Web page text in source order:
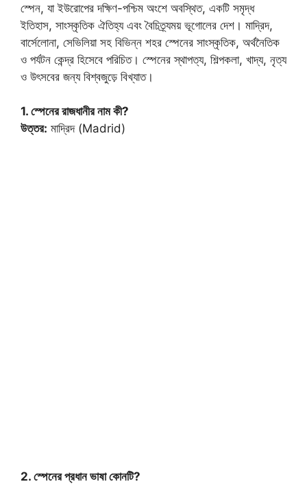
স্পেন, যা ইউরোপের দক্ষিণ-পশ্চিম অংশে অবস্থিত, একটি সমৃদ্ধ
ইতিহাস, সাংস্কৃতিক ঐতিহ্য এবং বৈচিত্র্যময় ভূগোলের দেশ। মাদ্রিদ,
বার্সেলোনা, সেভিলিয়া সহ বিভিন্ন শহর স্পেনের সাংস্কৃতিক, অর্থনৈতিক
ও পর্যটন কেন্দ্র হিসেবে পরিচিত। স্পেনের স্থাপত্য, শিল্পকলা, খাদ্য, নৃত্য
ও উৎসবের জন্য বিশ্বজুড়ে বিখ্যাত।
1. স্পেনের রাজধানীর নাম কী?
উত্তর: মাদ্রিদ (Madrid)
2. স্পেনের প্রধান ভাষা কোনটি?